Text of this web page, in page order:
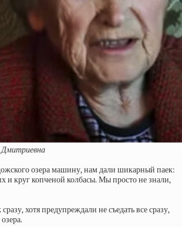
озера машину, нам дали шикарный паек:
и круг копченой колбасы. Мы просто не знали,
хотя предупреждали не съедать все сразу,